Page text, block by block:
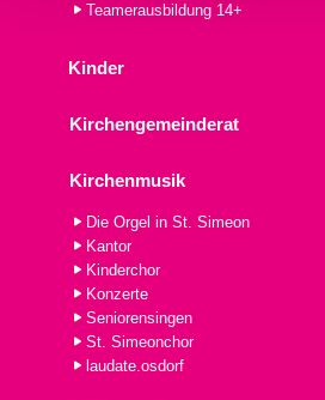
Teamerausbildung 14+
Kinder
Kirchengemeinderat
Kirchenmusik
Die Orgel in St. Simeon
Kantor
Kinderchor
Konzerte
Seniorensingen
St. Simeonchor
laudate.osdorf